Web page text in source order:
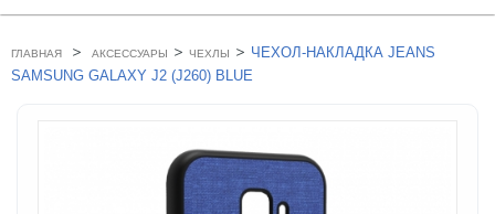
ГЛАВНАЯ > АКСЕССУАРЫ > ЧЕХЛЫ > ЧЕХОЛ-НАКЛАДКА JEANS
SAMSUNG GALAXY J2 (J260) BLUE